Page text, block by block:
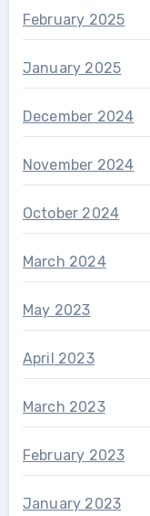
February 2025
January 2025
December 2024
November 2024
October 2024
March 2024
May 2023
April 2023
March 2023
February 2023
January 2023